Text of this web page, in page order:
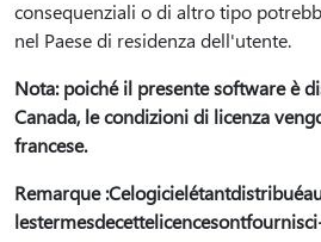
consequenziali o di altro tipo
nel Paese di residenza dell'utente.
Nota: poiché il presente software è
Canada, le condizioni di licenza
francese.
Remarque